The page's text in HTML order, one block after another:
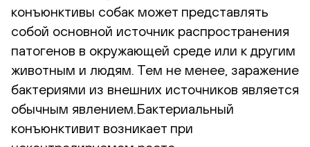
конъюнктивы собак может представлять
собой основной источник распространения
патогенов в окружающей среде или к другим
животным и людям. Тем не менее, заражение
бактериями из внешних источников является
обычным явлением.Бактериальный
конъюнктивит возникает при